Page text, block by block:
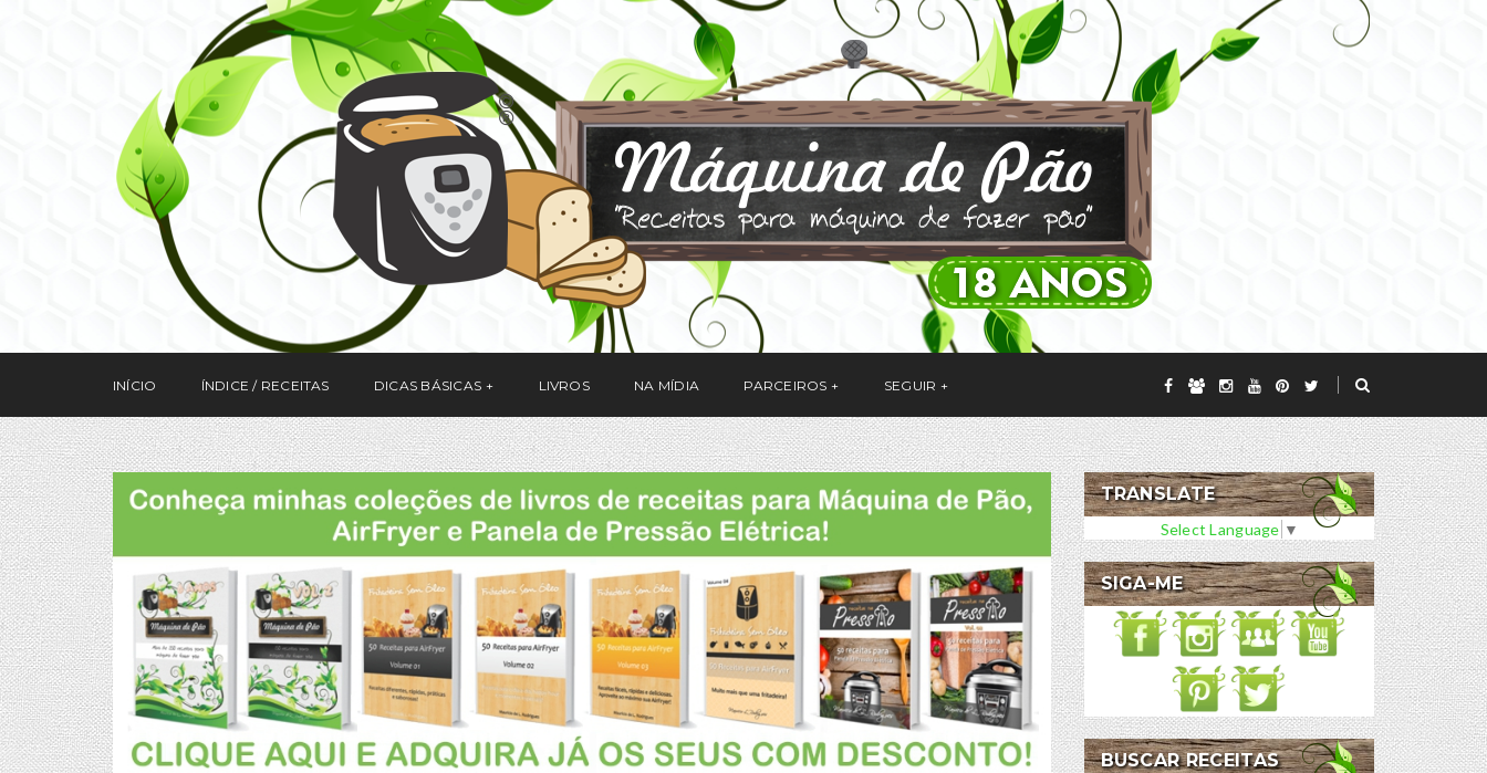
INÍCIO ÍNDICE / RECEITAS DICAS BÁSICAS LIVROS NA MÍDIA PARCEIROS SEGUIR
TRANSLATE
Select Language ▼
SIGA-ME
BUSCAR RECEITAS